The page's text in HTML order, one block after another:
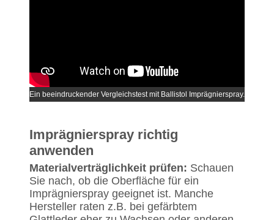
Ein beeindruckender Vergleichstest mit Ballistol Imprägnierspray.
Imprägnierspray richtig
anwenden
Materialverträglichkeit prüfen: Schauen
Sie nach, ob die Oberfläche für ein
Imprägnierspray geeignet ist. Manche
Hersteller raten z.B. bei gefärbtem